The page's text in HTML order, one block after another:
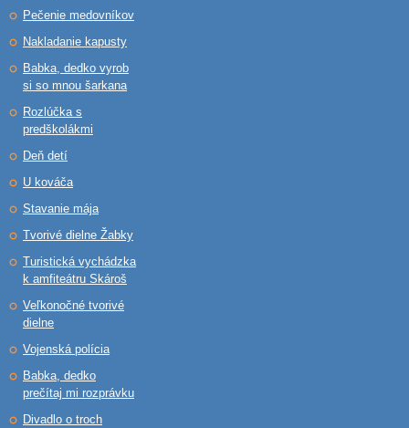
Pečenie medovníkov
Nakladanie kapusty
Babka, dedko vyrob
si so mnou šarkana
Rozlúčka s
predškolákmi
Deň detí
U kováča
Stavanie mája
Tvorivé dielne Žabky
Turistická vychádzka
k amfiteátru Skároš
Veľkonočné tvorivé
dielne
Vojenská polícia
Babka, dedko
prečítaj mi rozprávku
Divadlo o troch